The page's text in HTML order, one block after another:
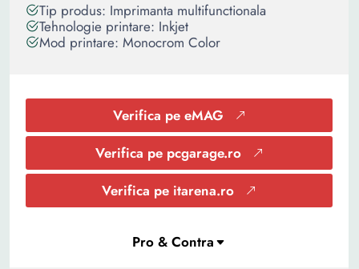
Tip produs: Imprimanta multifunctionala
Tehnologie printare: Inkjet
Mod printare: Monocrom Color
Verifica pe eMAG
Verifica pe pcgarage.ro
Verifica pe itarena.ro